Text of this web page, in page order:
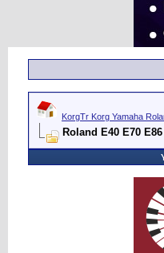
KorgTr Korg Yamaha
Roland E40 E70